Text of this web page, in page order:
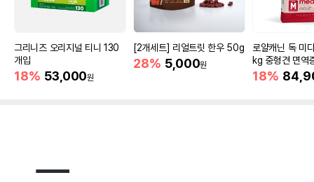
그리니즈 오리지널 티니 130
개입
18% 53,000원
[2개세트] 리얼트릿 한우 50g
28% 5,000원
로얄캐닌 독 미
kg 중형견 면역
18%